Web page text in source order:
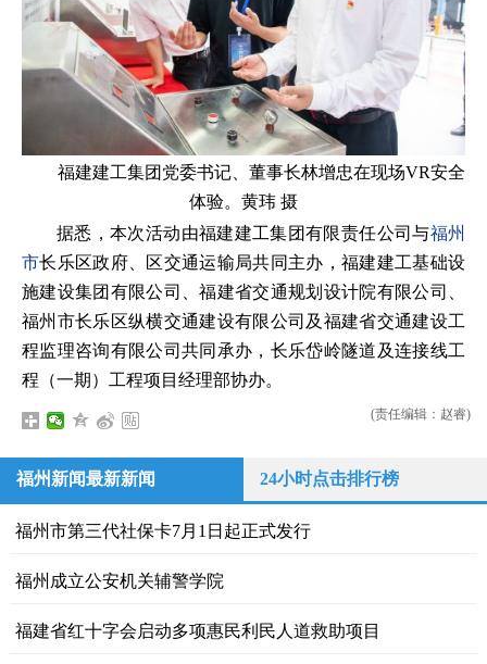
福建建工集团党委书记、董事长林增忠在现场VR安全
体验。黄玮 摄
据悉，本次活动由福建建工集团有限责任公司与福州
市长乐区政府、区交通运输局共同主办，福建建工基础设
施建设集团有限公司、福建省交通规划设计院有限公司、
福州市长乐区纵横交通建设有限公司及福建省交通建设工
程监理咨询有限公司共同承办，长乐岱岭隧道及连接线工
程（一期）工程项目经理部协办。
(责任编辑：赵睿)
福州新闻最新新闻 24小时点击排行榜
福州市第三代社保卡7月1日起正式发行
福州成立公安机关辅警学院
福建省红十字会启动多项惠民利民人道救助项目